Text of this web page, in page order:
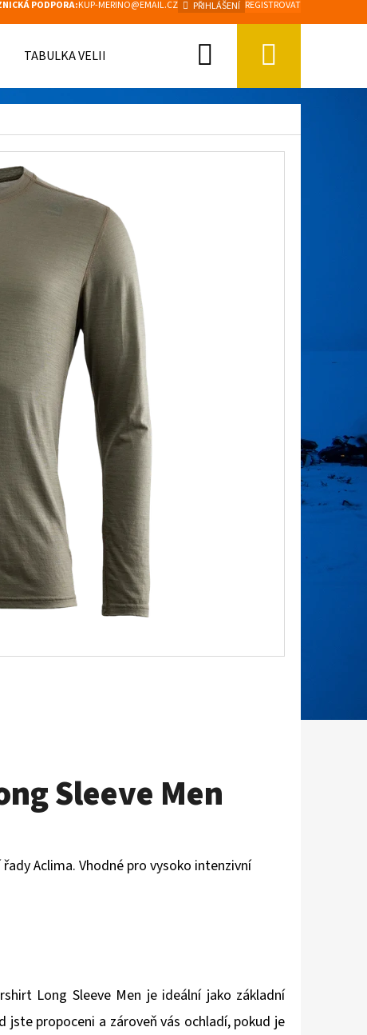
PODPORA:KUP-MERINO@EMAIL.CZ PŘIHLÁŠENÍ REGISTROVAT
TABULKA VELIKOSTÍ Hledat
Sleeve Men
Aclima. Vhodné pro vysoko intenzivní
Long Sleeve Men je ideální jako základní
propoceni a zároveň vás ochladí, pokud je
SHORTS MAN